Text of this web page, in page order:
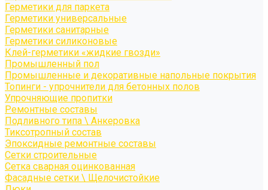
Герметики для паркета
Герметики универсальные
Герметики санитарные
Герметики силиконовые
Клей-герметики «жидкие гвозди»
Промышленный пол
Промышленные и декоративные напольные покрытия
Топинги - упрочнители для бетонных полов
Упрочняющие пропитки
Ремонтные составы
Подливного типа \ Анкеровка
Тиксотропный состав
Эпоксидные ремонтные составы
Сетки строительные
Сетка сварная оцинкованная
Фасадные сетки \ Щелочистойкие